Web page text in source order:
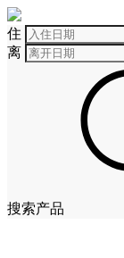
住
离
搜索产品